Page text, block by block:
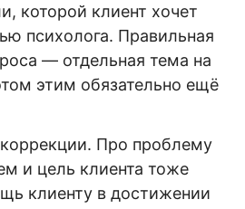
которой клиент хочет
психолога. Правильная
— отдельная тема на
этим обязательно ещё
Про проблему
и цель клиента тоже
клиенту в достижении